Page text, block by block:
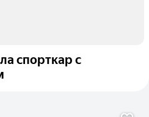
спорткар с